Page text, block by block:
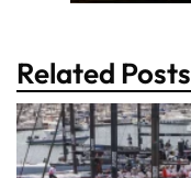
Related Posts